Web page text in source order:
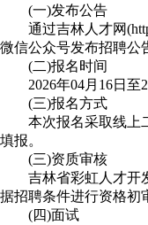
(一)发布公告
通过吉林人才网
微信公众号发布招聘公
(二)报名时间
2026年04月16日至
(三)报名方式
本次报名采取线上二
填报。
(三)资质审核
吉林省彩虹人才开发
据招聘条件进行资格初
(四)面试